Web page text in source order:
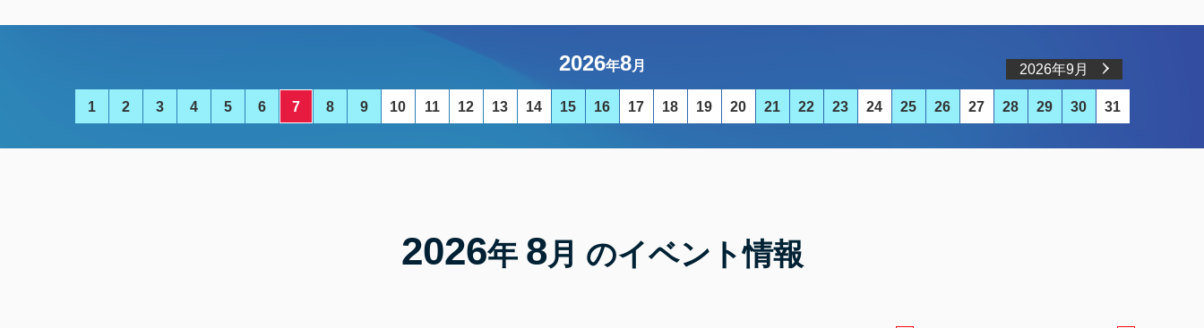
2026年8月 2026年9月
1 2 3 4 5 6 7 8 9 10 11 12 13 14 15 16 17 18 19 20 21 22 23 24 25 26 27 28 29 30 31
2026年 8月 のイベント情報